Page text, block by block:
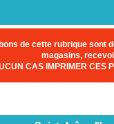
de cette rubrique sont
magasins,
CAS IMPRIMER CES